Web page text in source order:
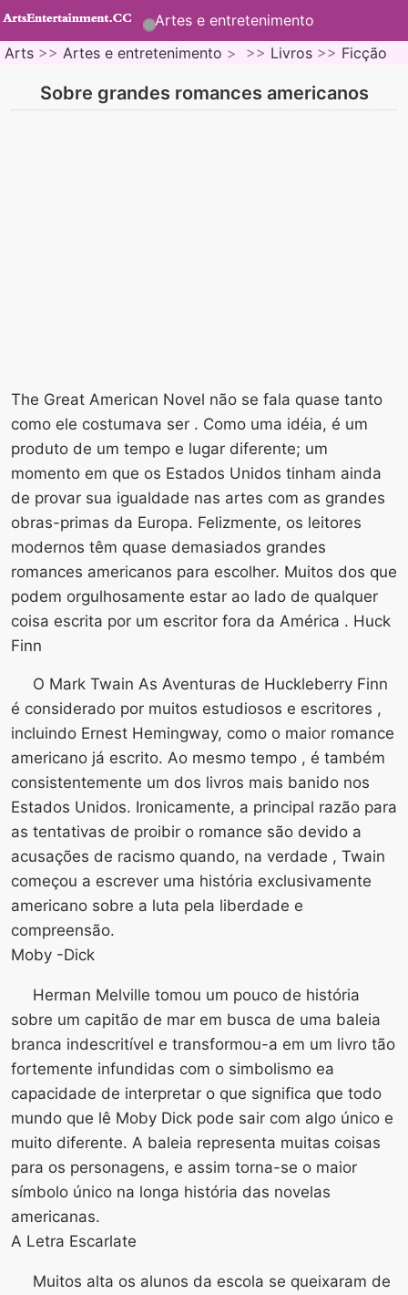
Artes e entretenimento
Arts >> Artes e entretenimento > >> Livros >> Ficção
Sobre grandes romances americanos
The Great American Novel não se fala quase tanto
como ele costumava ser . Como uma idéia, é um
produto de um tempo e lugar diferente; um
momento em que os Estados Unidos tinham ainda
de provar sua igualdade nas artes com as grandes
obras-primas da Europa. Felizmente, os leitores
modernos têm quase demasiados grandes
romances americanos para escolher. Muitos dos que
podem orgulhosamente estar ao lado de qualquer
coisa escrita por um escritor fora da América . Huck
Finn
O Mark Twain As Aventuras de Huckleberry Finn
é considerado por muitos estudiosos e escritores ,
incluindo Ernest Hemingway, como o maior romance
americano já escrito. Ao mesmo tempo , é também
consistentemente um dos livros mais banido nos
Estados Unidos. Ironicamente, a principal razão para
as tentativas de proibir o romance são devido a
acusações de racismo quando, na verdade , Twain
começou a escrever uma história exclusivamente
americano sobre a luta pela liberdade e
compreensão.
Moby -Dick
Herman Melville tomou um pouco de história
sobre um capitão de mar em busca de uma baleia
branca indescritível e transformou-a em um livro tão
fortemente infundidas com o simbolismo ea
capacidade de interpretar o que significa que todo
mundo que lê Moby Dick pode sair com algo único e
muito diferente. A baleia representa muitas coisas
para os personagens, e assim torna-se o maior
símbolo único na longa história das novelas
americanas.
A Letra Escarlate
Muitos alta os alunos da escola se queixaram de